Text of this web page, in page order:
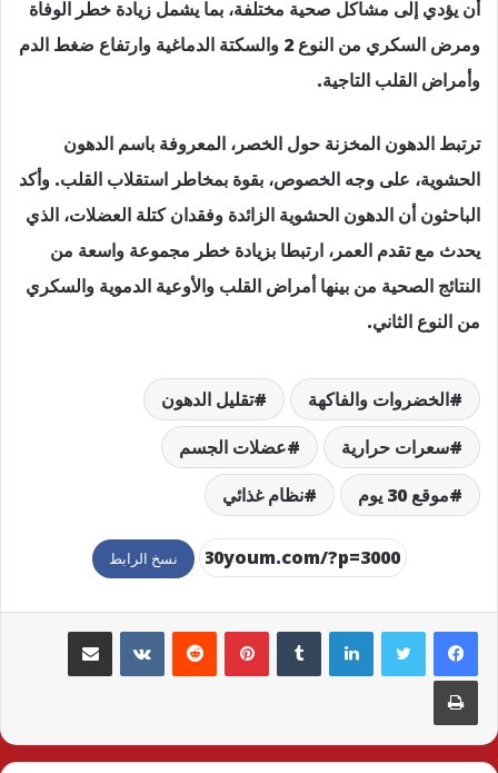
أن يؤدي إلى مشاكل صحية مختلفة، بما يشمل زيادة خطر الوفاة
ومرض السكري من النوع 2 والسكتة الدماغية وارتفاع ضغط الدم
وأمراض القلب التاجية.
ترتبط الدهون المخزنة حول الخصر، المعروفة باسم الدهون
الحشوية، على وجه الخصوص، بقوة بمخاطر استقلاب القلب. وأكد
الباحثون أن الدهون الحشوية الزائدة وفقدان كتلة العضلات، الذي
يحدث مع تقدم العمر، ارتبطا بزيادة خطر مجموعة واسعة من
النتائج الصحية من بينها أمراض القلب والأوعية الدموية والسكري
من النوع الثاني.
الخضروات والفاكهة
تقليل الدهون
سعرات حرارية
عضلات الجسم
موقع 30 يوم
نظام غذائي
نسخ الرابط
لينكدإن بينتيريست مشاركة عبر البريد
طباعة